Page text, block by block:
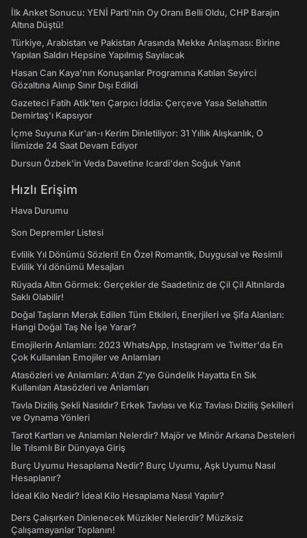
İlk Anket Sonucu: YENİ Parti'nin Oy Oranı Belli Oldu, CHP Barajın
Altına Düştü!
Türkiye, Arabistan ve Pakistan Arasında Mekke Anlaşması: Birine
Yapılan Saldırı Hepsine Yapılmış Sayılacak
Hasan Can Kaya’nın Konuşanlar Programına Katılan Seyirci
Gözaltına Alınıp Sınır Dışı Edildi
Gazeteci Fatih Atik'ten Çarpıcı İddia: Çerçeve Yasa Selahattin
Demirtaş'ı Kapsıyor
İçme Suyuna Kur'an-ı Kerim Dinletiliyor: 31 Yıllık Alışkanlık, O
İlimizde 24 Saat Devam Ediyor
Dursun Özbek'in Veda Davetine Icardi'den Soğuk Yanıt
Hızlı Erişim
Hava Durumu
Son Depremler Listesi
Evlilik Yıl Dönümü Sözleri! En Özel Romantik, Duygusal ve Resimli
Evlilik Yıl dönümü Mesajları
Rüyada Altın Görmek: Gerçekler de Saadetiniz de Çil Çil Altınlarda
Saklı Olabilir!
Doğal Taşların Merak Edilen Tüm Etkileri, Enerjileri ve Şifa Alanları:
Hangi Doğal Taş Ne İşe Yarar?
Emojilerin Anlamları: 2023 WhatsApp, Instagram ve Twitter'da En
Çok Kullanılan Emojiler ve Anlamları
Atasözleri ve Anlamları: A'dan Z'ye Gündelik Hayatta En Sık
Kullanılan Atasözleri ve Anlamları
Tavla Diziliş Şekli Nasıldır? Erkek Tavlası ve Kız Tavlası Diziliş Şekilleri
ve Oynama Yönleri
Tarot Kartları ve Anlamları Nelerdir? Majör ve Minör Arkana Desteleri
İle Tılsımlı Bir Dünyaya Giriş
Burç Uyumu Hesaplama Nedir? Burç Uyumu, Aşk Uyumu Nasıl
Hesaplanır?
İdeal Kilo Nedir? İdeal Kilo Hesaplama Nasıl Yapılır?
Ders Çalışırken Dinlenecek Müzikler Nelerdir? Müziksiz
Çalışamayanlar Toplanın!